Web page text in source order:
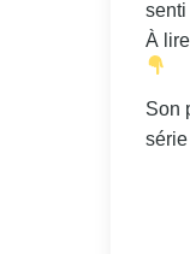
senti
À
Son